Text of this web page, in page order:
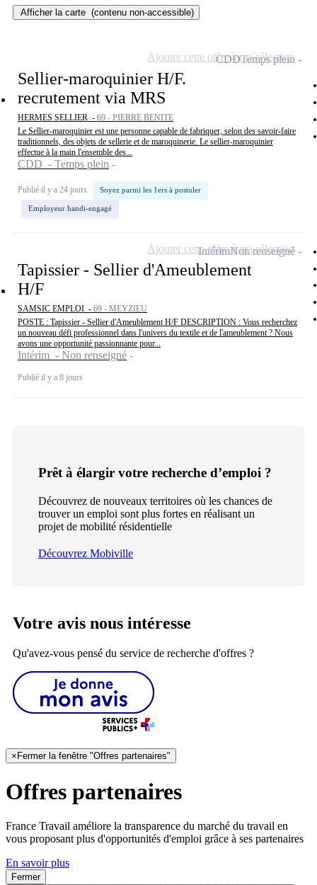
Afficher la carte (contenu non-accessible)
Sellier-maroquinier H/F.
recrutement via MRS
HERMES SELLIER - 69 - PIERRE BENITE
Le Sellier-maroquinier est une personne capable de fabriquer, selon des savoir-faire
traditionnels, des objets de sellerie et de maroquinerie. Le sellier-maroquinier
effectue à la main l'ensemble des...
CDD - Temps plein
Publié il y a 24 jours Soyez parmi les 1ers à postuler
Employeur handi-engagé
CDDTemps plein
Ajouter cette offre à ma sélection
Tapissier - Sellier d'Ameublement
H/F
SAMSIC EMPLOI - 69 - MEYZIEU
POSTE : Tapissier - Sellier d'Ameublement H/F DESCRIPTION : Vous recherchez
un nouveau défi professionnel dans l'univers du textile et de l'ameublement ? Nous
avons une opportunité passionnante pour...
Intérim - Non renseigné
Publié il y a 8 jours
IntérimNon renseigné
Ajouter cette offre à ma sélection
Prêt à élargir votre recherche d’emploi ?
Découvrez de nouveaux territoires où les chances de
trouver un emploi sont plus fortes en réalisant un
projet de mobilité résidentielle
Découvrez Mobiville
Votre avis nous intéresse
Qu'avez-vous pensé du service de recherche d'offres ?
× Fermer la fenêtre "Offres partenaires"
Offres partenaires
France Travail améliore la transparence du marché du travail en
vous proposant plus d'opportunités d'emploi grâce à ses partenaires
En savoir plus
Fermer